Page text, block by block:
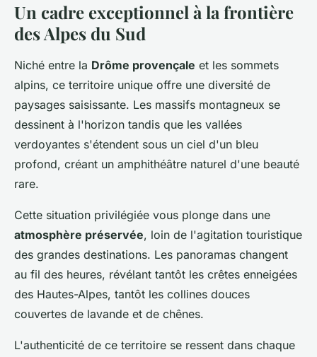
Un cadre exceptionnel à la frontière
des Alpes du Sud
Niché entre la Drôme provençale et les sommets
alpins, ce territoire unique offre une diversité de
paysages saisissante. Les massifs montagneux se
dessinent à l'horizon tandis que les vallées
verdoyantes s'étendent sous un ciel d'un bleu
profond, créant un amphithéâtre naturel d'une beauté
rare.
Cette situation privilégiée vous plonge dans une
atmosphère préservée, loin de l'agitation touristique
des grandes destinations. Les panoramas changent
au fil des heures, révélant tantôt les crêtes enneigées
des Hautes-Alpes, tantôt les collines douces
couvertes de lavande et de chênes.
L'authenticité de ce territoire se ressent dans chaque